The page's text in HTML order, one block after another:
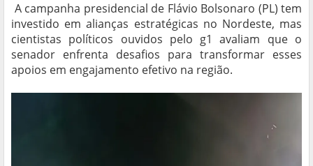
A campanha presidencial de Flávio Bolsonaro (PL) tem
investido em alianças estratégicas no Nordeste, mas
cientistas políticos ouvidos pelo g1 avaliam que o
senador enfrenta desafios para transformar esses
apoios em engajamento efetivo na região.